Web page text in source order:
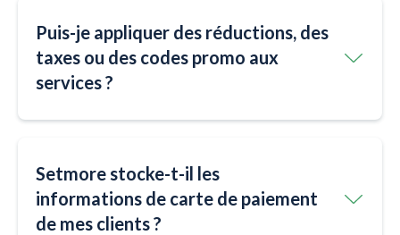
Puis-je appliquer des réductions, des
taxes ou des codes promo aux
services ?
Setmore stocke-t-il les
informations de carte de paiement
de mes clients ?